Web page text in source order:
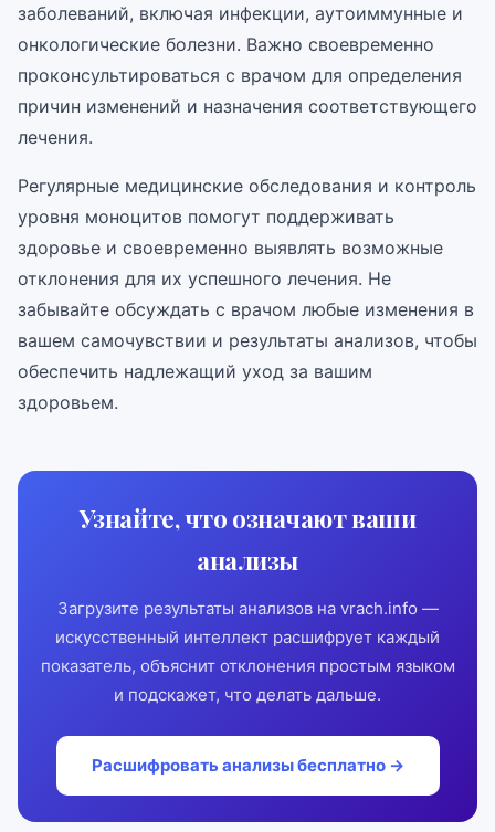
заболеваний, включая инфекции, аутоиммунные и
онкологические болезни. Важно своевременно
проконсультироваться с врачом для определения
причин изменений и назначения соответствующего
лечения.
Регулярные медицинские обследования и контроль
уровня моноцитов помогут поддерживать
здоровье и своевременно выявлять возможные
отклонения для их успешного лечения. Не
забывайте обсуждать с врачом любые изменения в
вашем самочувствии и результаты анализов, чтобы
обеспечить надлежащий уход за вашим
здоровьем.
Узнайте, что означают ваши
анализы
Загрузите результаты анализов на vrach.info —
искусственный интеллект расшифрует каждый
показатель, объяснит отклонения простым языком
и подскажет, что делать дальше.
Расшифровать анализы бесплатно →